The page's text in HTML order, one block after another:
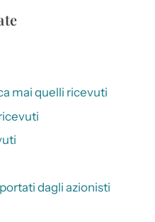
mai quelli ricevuti
dagli azionisti